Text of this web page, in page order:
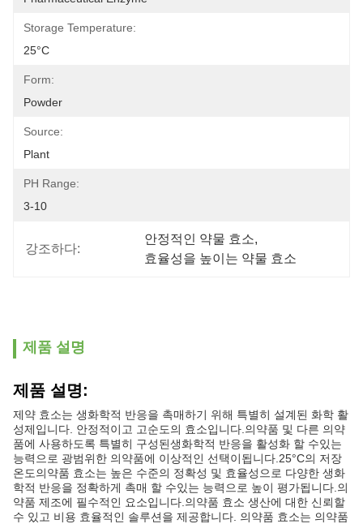
Storage Temperature:
25°C
Form:
Powder
Source:
Plant
PH Range:
3-10
강조하다:
안정적인 약물 효소,
효율성을 높이는 약물 효소
제품 설명
제품 설명:
제약 효소는 생화학적 반응을 촉매하기 위해 특별히 설계된 화학 활
성제입니다. 안정적이고 고순도의 효소입니다.의약품 및 다른 의약
품에 사용하도록 특별히 구성된생화학적 반응을 활성화 할 수있는
능력으로 광범위한 의약품에 이상적인 선택이됩니다.25°C의 저장
온도의약품 효소는 높은 수준의 정확성 및 효율성으로 다양한 생화
학적 반응을 정확하게 촉매 할 수있는 능력으로 높이 평가됩니다.의
약품 제조에 필수적인 요소입니다.의약품 효소 생산에 대한 신뢰할
수 있고 비용 효율적인 솔루션을 제공합니다. 의약품 효소는 의약품